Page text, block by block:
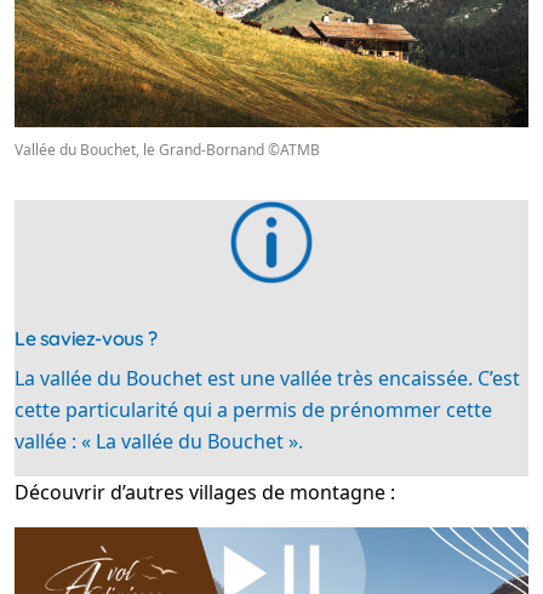
Vallée du Bouchet, le Grand-Bornand ©ATMB
Le saviez-vous ?
La vallée du Bouchet est une vallée très encaissée. C’est
cette particularité qui a permis de prénommer cette
vallée : « La vallée du Bouchet ».
Découvrir d’autres villages de montagne :